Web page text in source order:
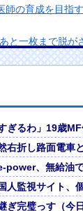
師の育成を目指
と一枚まで脱が
本彩乃、グラビ
と実況しなが
いち早く伝え
な意義がある」
で衝撃デビュ
ダッシュで逃走
タンクでリッタ
に京都満喫し
の名前も…膨大
ぎるわ」19歳
然右折し路面電
e-power、無給
人監視サイト
ぎ完璧っす（今